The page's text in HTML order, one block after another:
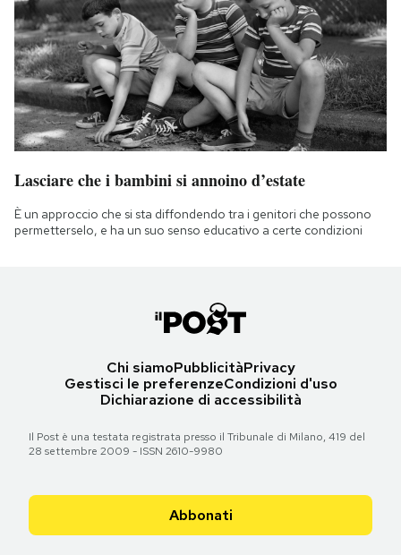
Lasciare che i bambini si annoino d’estate
È un approccio che si sta diffondendo tra i genitori che possono
permetterselo, e ha un suo senso educativo a certe condizioni
Chi siamoPubblicitàPrivacy
Gestisci le preferenzeCondizioni d'uso
Dichiarazione di accessibilità
Il Post è una testata registrata presso il Tribunale di Milano, 419 del
28 settembre 2009 - ISSN 2610-9980
Abbonati